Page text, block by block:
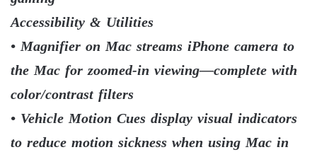
Accessibility & Utilities
• Magnifier on Mac streams iPhone camera to
the Mac for zoomed-in viewing—complete with
color/contrast filters
• Vehicle Motion Cues display visual indicators
to reduce motion sickness when using Mac in